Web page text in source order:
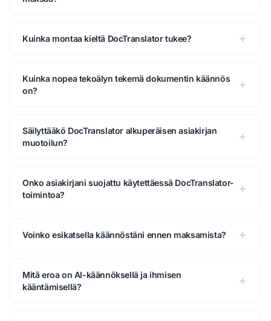
Kuinka montaa kieltä DocTranslator tukee?
Kuinka nopea tekoälyn tekemä dokumentin käännös
on?
Säilyttääkö DocTranslator alkuperäisen asiakirjan
muotoilun?
Onko asiakirjani suojattu käytettäessä DocTranslator-
toimintoa?
Voinko esikatsella käännöstäni ennen maksamista?
Mitä eroa on AI-käännöksellä ja ihmisen
kääntämisellä?